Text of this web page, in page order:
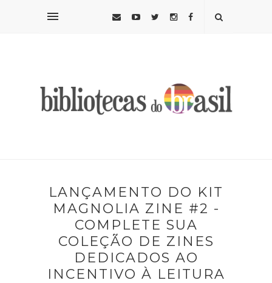
LANÇAMENTO DO KIT
MAGNOLIA ZINE #2 -
COMPLETE SUA
COLEÇÃO DE ZINES
DEDICADOS AO
INCENTIVO À LEITURA